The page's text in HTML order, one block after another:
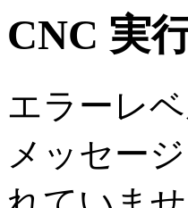
CNC 実
エラーレ
メッセー